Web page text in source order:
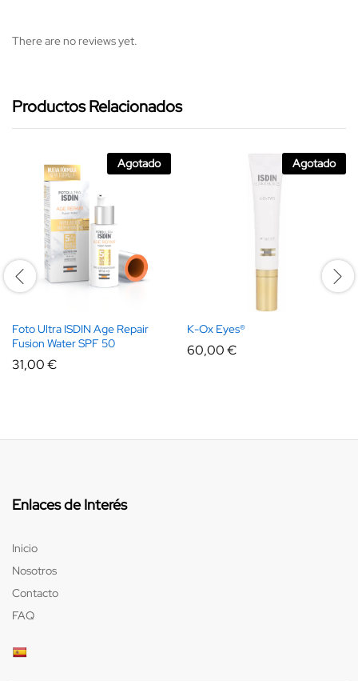
There are no reviews yet.
Productos Relacionados
Agotado
Foto Ultra ISDIN Age Repair
Fusion Water SPF 50
31,00€
Agotado
K-Ox Eyes®
60,00€
Enlaces de Interés
Inicio
Nosotros
Contacto
FAQ